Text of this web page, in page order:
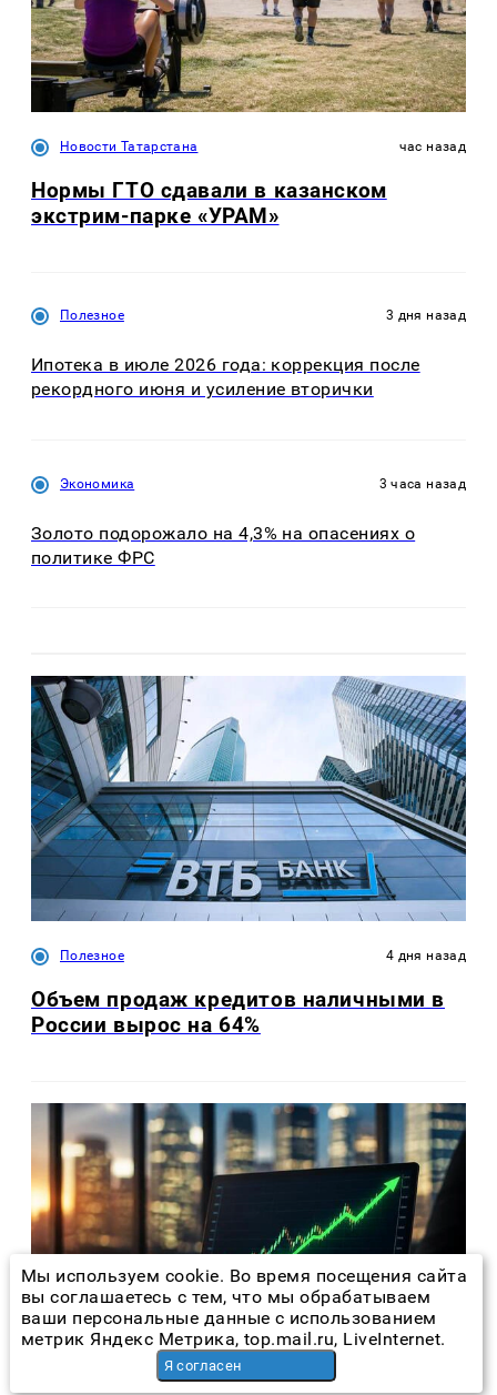
Новости Татарстана час назад
Нормы ГТО сдавали в казанском
экстрим-парке «УРАМ»
Полезное 3 дня назад
Ипотека в июле 2026 года: коррекция после
рекордного июня и усиление вторички
Экономика 3 часа назад
Золото подорожало на 4,3% на опасениях о
политике ФРС
Полезное 4 дня назад
Объем продаж кредитов наличными в
России вырос на 64%
Мы используем cookie. Во время посещения сайта
вы соглашаетесь с тем, что мы обрабатываем
ваши персональные данные с использованием
метрик Яндекс Метрика, top.mail.ru, LiveInternet.
Я согласен